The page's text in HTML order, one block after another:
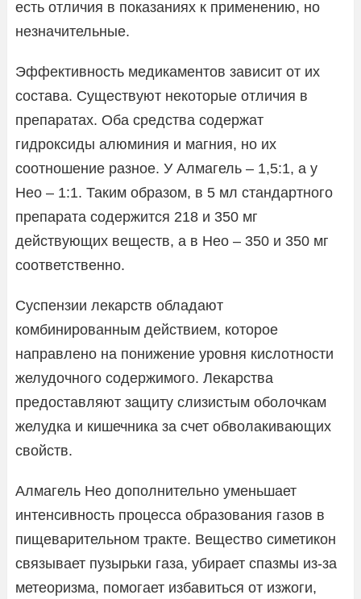
есть отличия в показаниях к применению, но
незначительные.
Эффективность медикаментов зависит от их
состава. Существуют некоторые отличия в
препаратах. Оба средства содержат
гидроксиды алюминия и магния, но их
соотношение разное. У Алмагель – 1,5:1, а у
Нео – 1:1. Таким образом, в 5 мл стандартного
препарата содержится 218 и 350 мг
действующих веществ, а в Нео – 350 и 350 мг
соответственно.
Суспензии лекарств обладают
комбинированным действием, которое
направлено на понижение уровня кислотности
желудочного содержимого. Лекарства
предоставляют защиту слизистым оболочкам
желудка и кишечника за счет обволакивающих
свойств.
Алмагель Нео дополнительно уменьшает
интенсивность процесса образования газов в
пищеварительном тракте. Вещество симетикон
связывает пузырьки газа, убирает спазмы из-за
метеоризма, помогает избавиться от изжоги,